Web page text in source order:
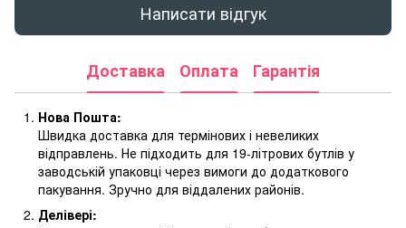
Написати відгук
Доставка Оплата Гарантія
Нова Пошта:
Швидка доставка для термінових і невеликих
відправлень. Не підходить для 19-літрових бутлів у
заводській упаковці через вимоги до додаткового
пакування. Зручно для віддалених районів.
Делівері: